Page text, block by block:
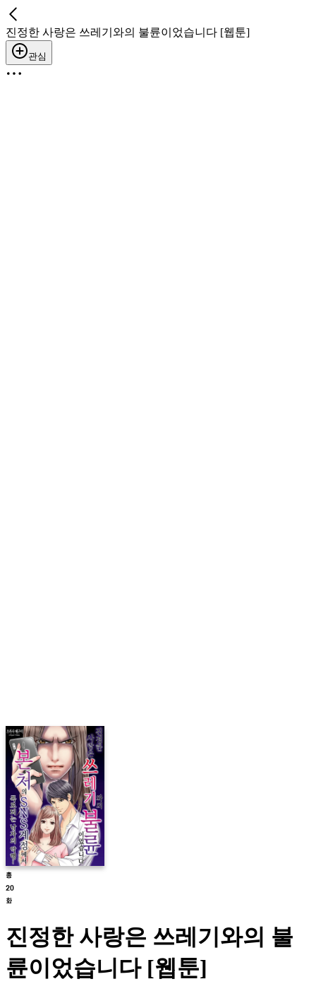
진정한 사랑은 쓰레기와의 불륜이었습니다 [웹툰]
관심
진정한 사랑은 쓰레기와의 불
륜이었습니다 [웹툰]